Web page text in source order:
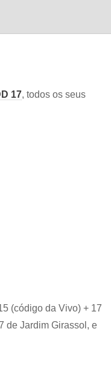
17, todos os seus
(código da Vivo) + 17
de Jardim Girassol, e